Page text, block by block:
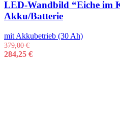
LED-Wandbild “Eiche im
Akku/Batterie
mit Akkubetrieb (30 Ah)
379,00€
284,25 €